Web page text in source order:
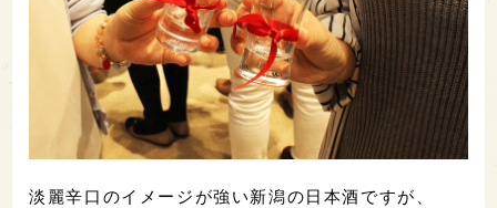
淡麗辛口のイメージが強い新潟の日本酒ですが、